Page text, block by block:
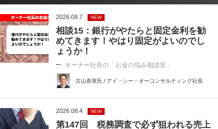
2026.08.7 NEW
相談15：銀行がやたらと固定金利を勧
めてきます！やはり固定がよいのでし
ょうか！
オーナー社長の「お金の悩み相談室」
古山喜章氏 / アイ・シー・オーコンサルティング社長
2026.08.4 NEW
第147回 税務調査で必ず狙われる売上